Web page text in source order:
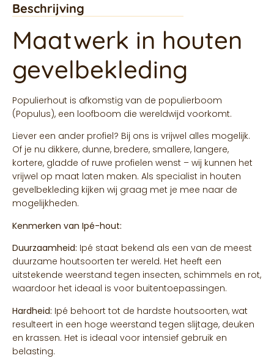
Beschrijving
Maatwerk in houten
gevelbekleding
Populierhout is afkomstig van de populierboom
(Populus), een loofboom die wereldwijd voorkomt.
Liever een ander profiel? Bij ons is vrijwel alles mogelijk.
Of je nu dikkere, dunne, bredere, smallere, langere,
kortere, gladde of ruwe profielen wenst – wij kunnen het
vrijwel op maat laten maken. Als specialist in houten
gevelbekleding kijken wij graag met je mee naar de
mogelijkheden.
Kenmerken van Ipé-hout:
Duurzaamheid: Ipé staat bekend als een van de meest
duurzame houtsoorten ter wereld. Het heeft een
uitstekende weerstand tegen insecten, schimmels en rot,
waardoor het ideaal is voor buitentoepassingen.
Hardheid: Ipé behoort tot de hardste houtsoorten, wat
resulteert in een hoge weerstand tegen slijtage, deuken
en krassen. Het is ideaal voor intensief gebruik en
belasting.